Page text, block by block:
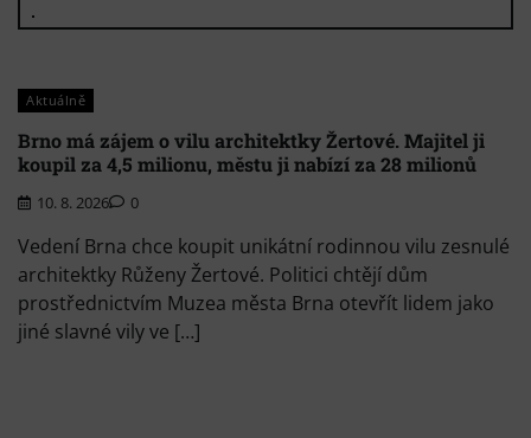
Aktuálně
Brno má zájem o vilu architektky Žertové. Majitel ji
koupil za 4,5 milionu, městu ji nabízí za 28 milionů
10. 8. 2026 0
Vedení Brna chce koupit unikátní rodinnou vilu zesnulé
architektky Růženy Žertové. Politici chtějí dům
prostřednictvím Muzea města Brna otevřít lidem jako
jiné slavné vily ve […]